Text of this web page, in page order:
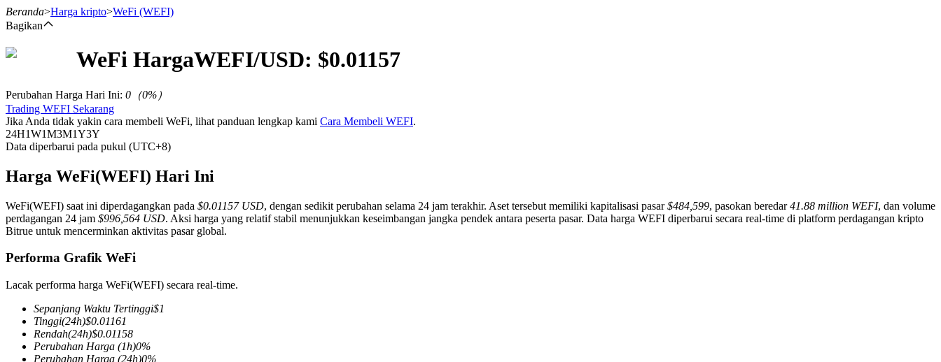
USDT Berjangka
Kontrak berjangka menggunakan USDT sebagai jaminannya
Beranda>Harga kripto>WeFi (WEFI)
Bagikan
WeFi HargaWEFI/USD: $0.01157
Perubahan Harga Hari Ini: 0 （0%）
Trading WEFI Sekarang
Jika Anda tidak yakin cara membeli WeFi, lihat panduan lengkap kami Cara Membeli WEFI.
24H1W1M3M1Y3Y
Data diperbarui pada pukul (UTC+8)
Harga WeFi(WEFI) Hari Ini
WeFi(WEFI) saat ini diperdagangkan pada $0.01157 USD, dengan sedikit perubahan selama 24 jam terakhir. Aset tersebut memiliki kapitalisasi pasar$484,599, pasokan beredar41.88 million WEFI, dan volume
perdagangan 24 jam $996,564 USD. Aksi harga yang relatif stabil menunjukkan keseimbangan jangka pendek antara peserta pasar. Data harga WEFI diperbarui secara real-time di platform perdagangan kripto
Bitrue untuk mencerminkan aktivitas pasar global.
Performa Grafik WeFi
Lacak performa harga WeFi(WEFI) secara real-time.
Sepanjang Waktu Tertinggi$1
Tinggi(24h)$0.01161
Rendah(24h)$0.01158
Perubahan Harga (1h)0%
Perubahan Harga (24h)0%